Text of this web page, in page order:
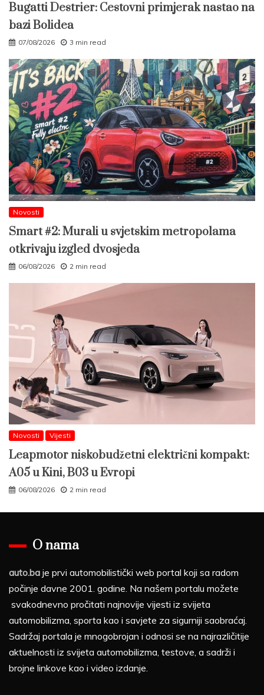
Bugatti Destrier: Cestovni primjerak nastao na
bazi Bolidea
07/08/2026 3 min read
Novosti
Smart #2: Murali u svjetskim metropolama
otkrivaju izgled dvosjeda
06/08/2026 2 min read
Novosti Vijesti
Leapmotor niskobudžetni električni kompakt:
A05 u Kini, B03 u Evropi
06/08/2026 2 min read
O nama
auto.ba je prvi automobilistički web portal koji sa radom
počinje davne 2001. godine. Na našem portalu možete
svakodnevno pročitati najnovije vijesti iz svijeta
automobilizma, sporta kao i savjete za sigurniji saobraćaj.
Sadržaj portala je mnogobrojan i odnosi se na najrazličitije
aktuelnosti iz svijeta automobilizma, testove, a sadrži i
brojne linkove kao i video izdanje.